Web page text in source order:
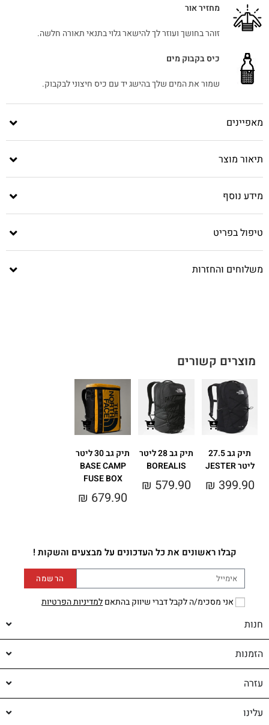
מחזיר אור
זוהר בחושך ועוזר לך להישאר גלוי בתנאי תאורה חלשה.
כיס בקבוק מים
שמור את המים שלך בהישג יד עם כיס חיצוני לבקבוק.
מאפיינים
תיאור מוצר
מידע נוסף
טיפול בפריט
משלוחים והחזרות
מוצרים קשורים
תיק גב 27.5
ליטר JESTER
₪ 399.90
תיק גב 28 ליטר
BOREALIS
₪ 579.90
תיק גב 30 ליטר
BASE CAMP
FUSE BOX
₪ 679.90
קבלו ראשונים את כל העדכונים על מבצעים והשקות !
אני מסכימ/ה לקבל דברי שיווק בהתאםלמדיניות הפרטיות
הרשמה
חנות
הזמנות
עזרה
עלינו